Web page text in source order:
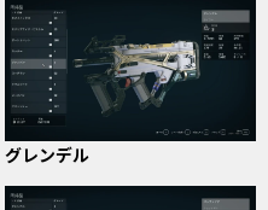
グレンデル